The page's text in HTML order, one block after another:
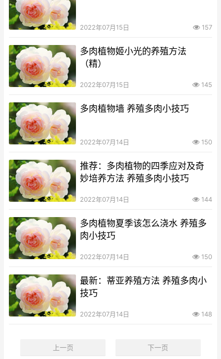
2022年07月15日 157
多肉植物姬小光的养殖方法
（精）
2022年07月15日 145
多肉植物墙 养殖多肉小技巧
2022年07月14日 150
推荐：多肉植物的四季应对及奇
妙培养方法 养殖多肉小技巧
2022年07月14日 144
多肉植物夏季该怎么浇水 养殖多
肉小技巧
2022年07月14日 150
最新：蒂亚养殖方法 养殖多肉小
技巧
2022年07月14日 148
上一页 下一页